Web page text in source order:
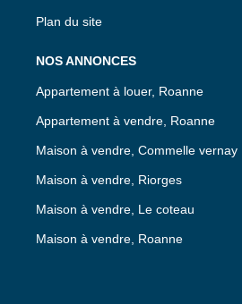
Plan du site
NOS ANNONCES
Appartement à louer, Roanne
Appartement à vendre, Roanne
Maison à vendre, Commelle vernay
Maison à vendre, Riorges
Maison à vendre, Le coteau
Maison à vendre, Roanne